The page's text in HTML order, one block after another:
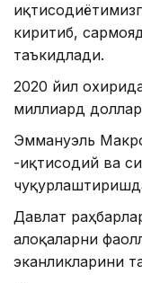
киритиб,
таъкидлади.
2020 йил
миллиард
Эммануэль
-иқтисодий ва
Давлат
алоқаларни
эканликларини